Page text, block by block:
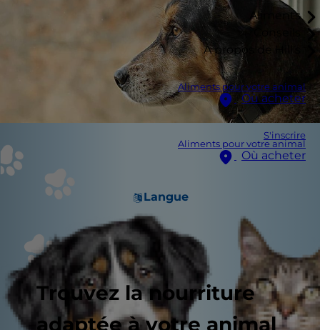
Aliments
À propos de Hill's
Aliments pour votre animal
Où acheter
S'inscrire
Aliments pour votre animal
Où acheter
Langue
Trouvez la nourriture
adaptée à votre animal